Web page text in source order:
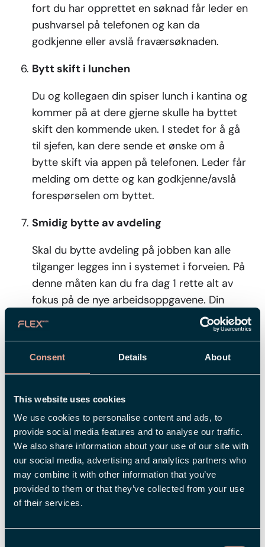
Consent Details About
This website uses cookies
We use cookies to personalise content and ads, to
provide social media features and to analyse our traffic.
We also share information about your use of our site with
our social media, advertising and analytics partners who
may combine it with other information that you’ve
provided to them or that they’ve collected from your use
of their services.
fort du har opprettet en søknad får leder en
pushvarsel på telefonen og kan da
godkjenne eller avslå fraværsøknaden.
Bytt skift i lunchen
Du og kollegaen din spiser lunch i kantina og
kommer på at dere gjerne skulle ha byttet
skift den kommende uken. I stedet for å gå
til sjefen, kan dere sende et ønske om å
bytte skift via appen på telefonen. Leder får
melding om dette og kan godkjenne/avslå
forespørselen om byttet.
Smidig bytte av avdeling
Skal du bytte avdeling på jobben kan alle
tilganger legges inn i systemet i forveien. På
denne måten kan du fra dag 1 rette alt av
fokus på de nye arbeidsoppgavene. Din
gamle leder vil kunne godkjenne de gamle
timelistene dine, mens din nye leder overtar
Digital signering av viktige avtaler
Ansettelsesavtaler, behandling av
personopplysninger og andre blanketter..
Det er mye som skal skrives ut, signeres og
arkiveres. Nå lanserer vi, sammen med
Verified, en tjeneste for digital signering -
som gjør at det du kan signere viktige
dokumenter med bank-id.
Smidig konsernhåndtering